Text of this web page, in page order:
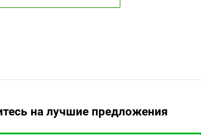
на лучшие предложения